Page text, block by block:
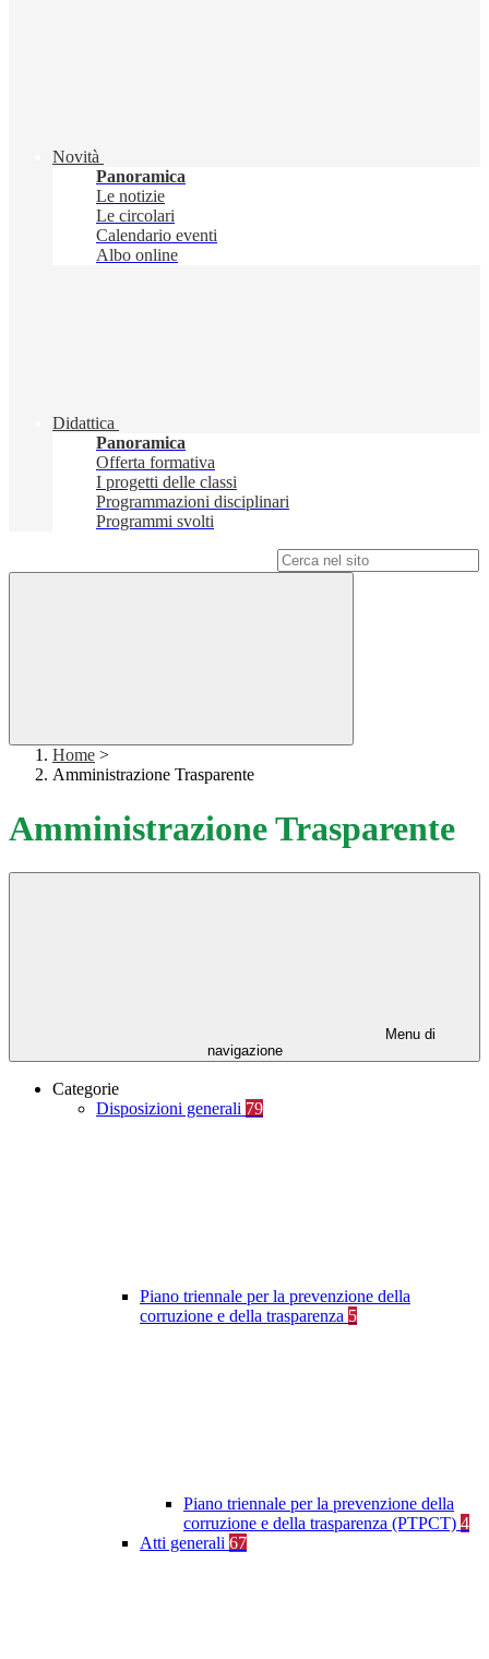
Novità
Panoramica
Le notizie
Le circolari
Calendario eventi
Albo online
Didattica
Panoramica
Offerta formativa
I progetti delle classi
Programmazioni disciplinari
Programmi svolti
Home >
Amministrazione Trasparente
Amministrazione Trasparente
Menu di
navigazione
Categorie
Disposizioni generali 79
Piano triennale per la prevenzione della
corruzione e della trasparenza 5
Piano triennale per la prevenzione della
corruzione e della trasparenza (PTPCT) 4
Atti generali 67